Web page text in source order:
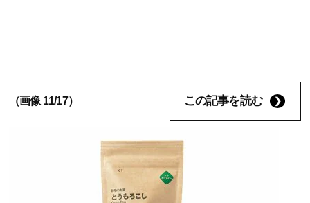
（画像 11/17） この記事を読む